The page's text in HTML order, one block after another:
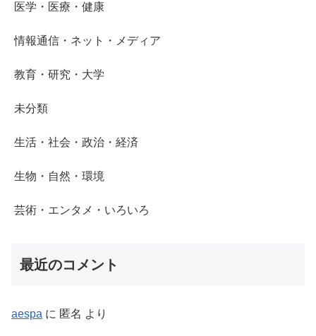
医学・医療・健康
情報通信・ネット・メディア
教育・研究・大学
未分類
生活・社会・政治・経済
生物・自然・環境
芸術・エンタメ・いろいろ
最近のコメント
aespa に 匿名 より